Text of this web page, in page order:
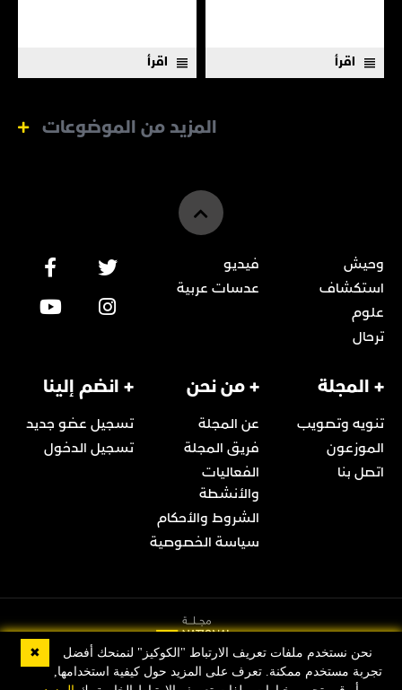
اقرأ اقرأ
المزيد من الموضوعات
وحيش
استكشاف
علوم
ترحال
فيديو
عدسات عربية
+ المجلة
تنويه وتصويب
الموزعون
اتصل بنا
+ من نحن
عن المجلة
فريق المجلة
الفعاليات
والأنشطة
الشروط والأحكام
سياسة الخصوصية
+ انضم إلينا
تسجيل عضو جديد
تسجيل الدخول
© 2022 Copyright مجلة ناشيونال جيوغرافيك العربية
✖
نحن نستخدم ملفات تعريف الارتباط "الكوكيز" لنمنحك أفضل
تجربة مستخدم ممكنة. تعرف على المزيد حول كيفية استخدامها,